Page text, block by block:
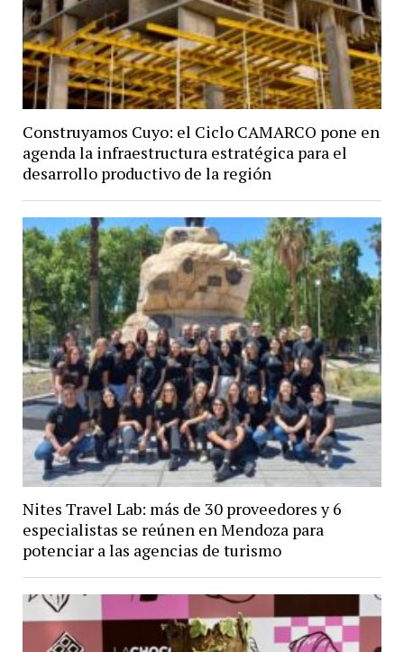
Construyamos Cuyo: el Ciclo CAMARCO pone en
agenda la infraestructura estratégica para el
desarrollo productivo de la región
Nites Travel Lab: más de 30 proveedores y 6
especialistas se reúnen en Mendoza para
potenciar a las agencias de turismo